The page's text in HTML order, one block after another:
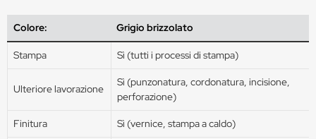
Colore: Grigio brizzolato
Stampa Sì (tutti i processi di stampa)
Ulteriore lavorazione
Sì (punzonatura, cordonatura, incisione,
perforazione)
Finitura Sì (vernice, stampa a caldo)